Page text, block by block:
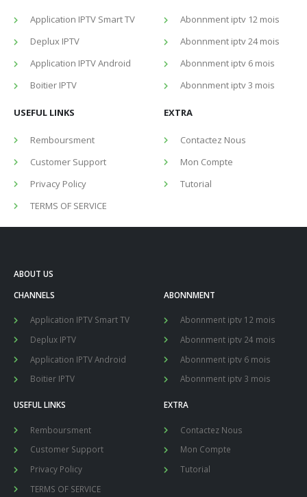
Application IPTV Smart TV
Deplux IPTV
Application IPTV Android
Boitier IPTV
Abonnment iptv 12 mois
Abonnment iptv 24 mois
Abonnment iptv 6 mois
Abonnment iptv 3 mois
USEFUL LINKS
Remboursment
Customer Support
Privacy Policy
TERMS OF SERVICE
EXTRA
Contactez Nous
Mon Compte
Tutorial
ABOUT US
CHANNELS
Application IPTV Smart TV
Deplux IPTV
Application IPTV Android
Boitier IPTV
ABONNMENT
Abonnment iptv 12 mois
Abonnment iptv 24 mois
Abonnment iptv 6 mois
Abonnment iptv 3 mois
USEFUL LINKS
Remboursment
Customer Support
Privacy Policy
TERMS OF SERVICE
EXTRA
Contactez Nous
Mon Compte
Tutorial